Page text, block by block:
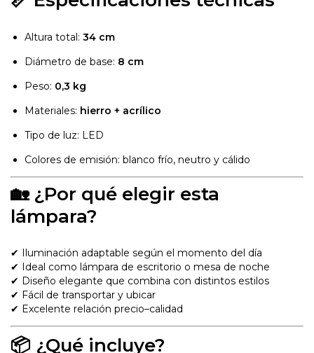
Altura total: 34 cm
Diámetro de base: 8 cm
Peso: 0,3 kg
Materiales: hierro + acrílico
Tipo de luz: LED
Colores de emisión: blanco frío, neutro y cálido
🏡 ¿Por qué elegir esta
lámpara?
✔ Iluminación adaptable según el momento del día
✔ Ideal como lámpara de escritorio o mesa de noche
✔ Diseño elegante que combina con distintos estilos
✔ Fácil de transportar y ubicar
✔ Excelente relación precio–calidad
📦 ¿Qué incluye?